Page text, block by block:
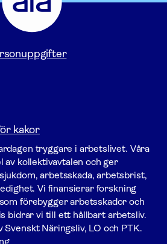
till
startsidan
kakor
tryggare i arbetslivet. Våra
av kollektivavtalen och ger
arbetsskada, arbetsbrist,
Vi finansierar forskning
förebygger arbets­skador och
bidrar vi till ett hållbart arbetsliv.
Svenskt Näringsliv, LO och PTK.